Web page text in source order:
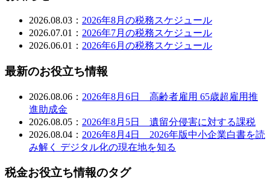
2026.08.03： 2026年8月の税務スケジュール
2026.07.01： 2026年7月の税務スケジュール
2026.06.01： 2026年6月の税務スケジュール
最新のお役立ち情報
2026.08.06： 2026年8月6日 高齢者雇用 65歳超雇用推
進助成金
2026.08.05： 2026年8月5日 遺留分侵害に対する課税
2026.08.04： 2026年8月4日 2026年版中小企業白書を読
み解く デジタル化の現在地を知る
税金お役立ち情報のタグ